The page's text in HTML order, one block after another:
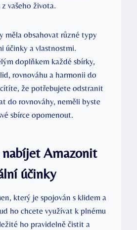
vašeho života.
měla obsahovat různé typy
účinky a vlastnostmi.
doplňkem každé sbírky,
rovnováhu a harmonii do
že potřebujete odstranit
do rovnováhy, neměli byste
sbírce opomenout.
nabíjet Amazonit
účinky
který je spojován s klidem a
ho chcete využívat k plnému
ho pravidelně čistit a